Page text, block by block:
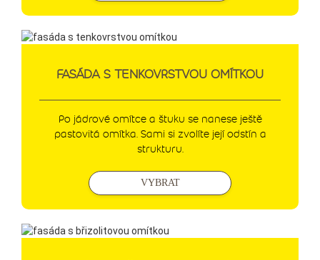
FASÁDA S TENKOVRSTVOU OMÍTKOU
Po jádrové omítce a štuku se nanese ještě
pastovitá omítka. Sami si zvolíte její odstín a
strukturu.
VYBRAT